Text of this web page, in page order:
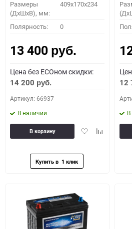
Размеры
(ДхШхВ), мм:
409x170x234
Полярность: 0
13 400 руб.
Цена без ECOном скидки:
14 200 руб.
Артикул: 66937
В наличии
ДобавитьДобавить
В корзину
12